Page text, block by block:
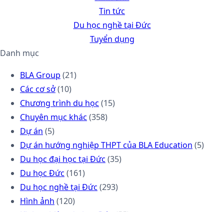
Tin tức
Du học nghề tại Đức
Tuyển dụng
Danh mục
BLA Group (21)
Các cơ sở(10)
Chương trình du học (15)
Chuyên mục khác (358)
Dự án (5)
Dự án hướng nghiệp THPT của BLA Education (5)
Du học đại học tại Đức (35)
Du học Đức (161)
Du học nghề tại Đức (293)
Hình ảnh (120)